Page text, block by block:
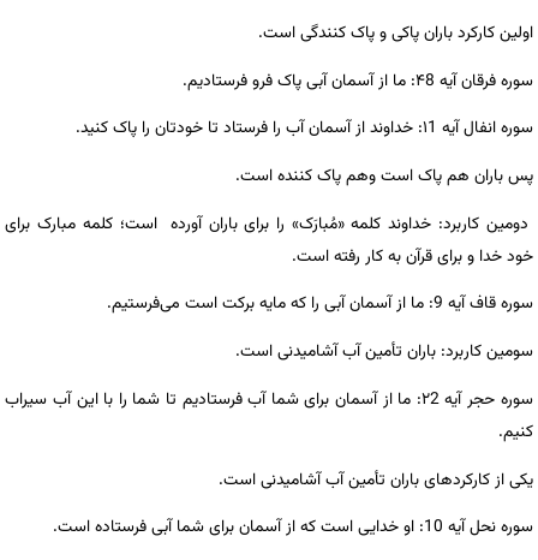
اولین کارکرد باران پاکی و پاک کنندگی است.
سوره فرقان آیه ۴8: ما از آسمان آبی پاک فرو فرستادیم.
سوره انفال آیه ۱1: خداوند از آسمان آب را فرستاد تا خودتان را پاک کنید.
پس باران هم پاک است وهم پاک کننده است.
دومین کاربرد: خداوند کلمه «مُبارَک» را برای باران آورده است؛ کلمه مبارک برای
خود خدا و برای قرآن به کار رفته است.
سوره قاف آیه 9: ما از آسمان آبی را که مایه برکت است می‌فرستیم.
سومین کاربرد: باران تأمین آب آشامیدنی است.
سوره حجر آیه ۲2: ما از آسمان برای شما آب فرستادیم تا شما را با این آب سیراب
کنیم.
یکی از کارکردهای باران تأمین آب آشامیدنی است.
سوره نحل آیه 10: او خدایی است که از آسمان برای شما آبی فرستاده است.